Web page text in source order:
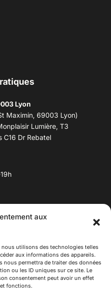
aux
nous utilisons des technologies telles
aux informations des appareils.
nous permettra de traiter des données
ou les ID uniques sur ce site. Le
consentement peut avoir un effet
fonctions.
Lyon
Maximin, 69003 Lyon)
Lumière, T3
C16 Dr Rebatel
40